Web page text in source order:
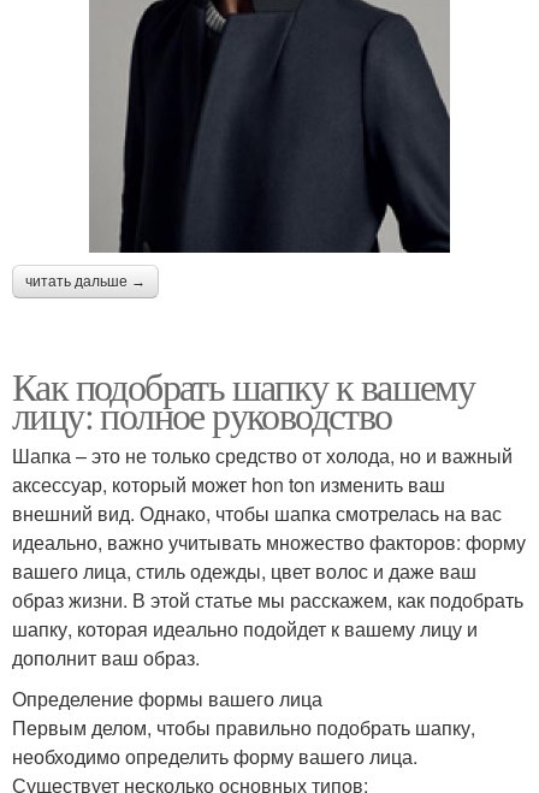
читать дальше →
Как подобрать шапку к вашему
лицу: полное руководство
Шапка – это не только средство от холода, но и важный
аксессуар, который может hon ton изменить ваш
внешний вид. Однако, чтобы шапка смотрелась на вас
идеально, важно учитывать множество факторов: форму
вашего лица, стиль одежды, цвет волос и даже ваш
образ жизни. В этой статье мы расскажем, как подобрать
шапку, которая идеально подойдет к вашему лицу и
дополнит ваш образ.
Определение формы вашего лица
Первым делом, чтобы правильно подобрать шапку,
необходимо определить форму вашего лица.
Существует несколько основных типов: